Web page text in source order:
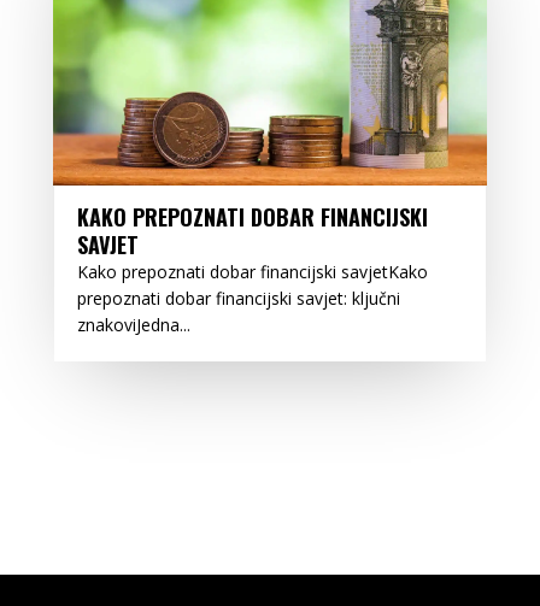
KAKO PREPOZNATI DOBAR FINANCIJSKI
SAVJET
Kako prepoznati dobar financijski savjetKako
prepoznati dobar financijski savjet: ključni
znakoviJedna...